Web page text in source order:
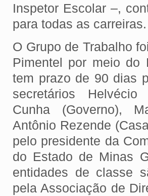
Inspetor Escolar –,
para todas as carreiras.
O Grupo de Trabalho
Pimentel por meio do
tem prazo de 90 dias
secretários Helvécio
Cunha (Governo),
Antônio Rezende
pelo presidente da
do Estado de Minas
entidades de classe
pela Associação de